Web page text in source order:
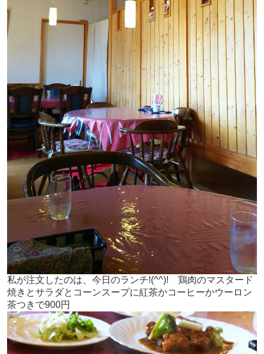
私が注文したのは、今日のランチ!(^^)! 鶏肉のマスタード
焼きとサラダとコーンスープに紅茶かコーヒーかウーロン
茶つきで900円